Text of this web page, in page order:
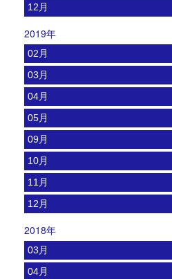
12月
2019年
02月
03月
04月
05月
09月
10月
11月
12月
2018年
03月
04月